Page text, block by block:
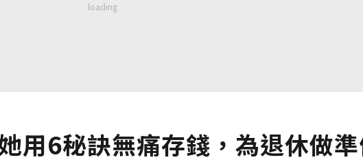
用6秘訣無痛存錢，為退休做